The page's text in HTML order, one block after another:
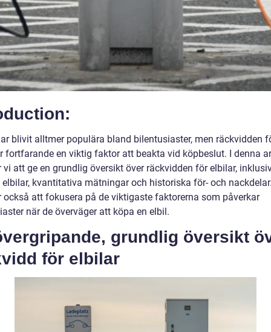
blivit alltmer populära bland bilentusiaster, men räckvidden
fortfarande en viktig faktor att beakta vid köpbeslut. I denna
vi att ge en grundlig översikt över räckvidden för elbilar,
elbilar, kvantitativa mätningar och historiska för- och
också att fokusera på de viktigaste faktorerna som påverkar
när de överväger att köpa en elbil.
grundlig översikt
för elbilar